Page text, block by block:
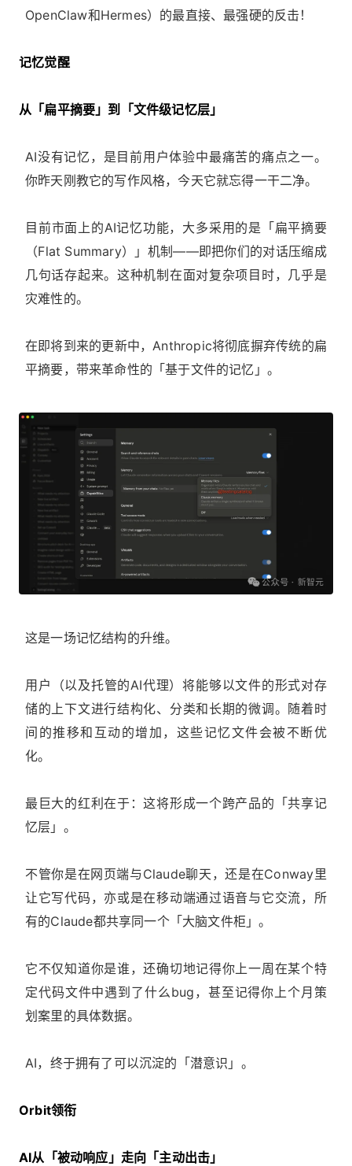
OpenClaw和Hermes）的最直接、最强硬的反击！
记忆觉醒
从「扁平摘要」到「文件级记忆层」
AI没有记忆，是目前用户体验中最痛苦的痛点之一。
你昨天刚教它的写作风格，今天它就忘得一干二净。
目前市面上的AI记忆功能，大多采用的是「扁平摘要
（Flat Summary）」机制——即把你们的对话压缩成
几句话存起来。这种机制在面对复杂项目时，几乎是
灾难性的。
在即将到来的更新中，Anthropic将彻底摒弃传统的扁
平摘要，带来革命性的「基于文件的记忆」。
这是一场记忆结构的升维。
用户（以及托管的AI代理）将能够以文件的形式对存
储的上下文进行结构化、分类和长期的微调。随着时
间的推移和互动的增加，这些记忆文件会被不断优
化。
最巨大的红利在于：这将形成一个跨产品的「共享记
忆层」。
不管你是在网页端与Claude聊天，还是在Conway里
让它写代码，亦或是在移动端通过语音与它交流，所
有的Claude都共享同一个「大脑文件柜」。
它不仅知道你是谁，还确切地记得你上一周在某个特
定代码文件中遇到了什么bug，甚至记得你上个月策
划案里的具体数据。
AI，终于拥有了可以沉淀的「潜意识」。
Orbit领衔
AI从「被动响应」走向「主动出击」